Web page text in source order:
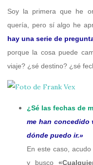
Soy la primera que he
quería, pero sí algo he
hay una serie de
porque la cosa puede
viaje? ¿sé destino? ¿sé
¿Sé las fechas de
me han concedido
dónde puedo ir.»
En este caso,
y busco